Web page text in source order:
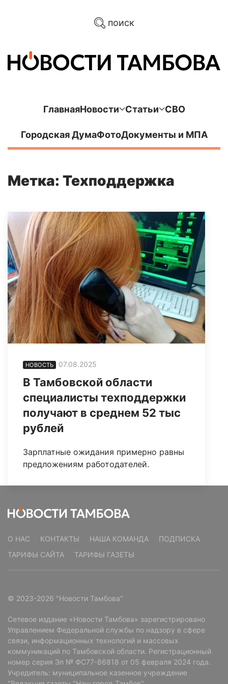
поиск
ГлавнаяНовости Статьи СВО
Городская ДумаФотоДокументы и МПА
Метка: Техподдержка
НОВОСТЬ 07.08.2025
В Тамбовской области
специалисты техподдержки
получают в среднем 52 тыс
рублей
Зарплатные ожидания примерно равны
предложениям работодателей.
О НАС КОНТАКТЫ НАША КОМАНДА
ПОДПИСКА
ТАРИФЫ САЙТА
ТАРИФЫ ГАЗЕТЫ
© 2023-2026 "Новости Тамбова"
Сетевое издание «Новости Тамбова» зарегистрировано
Управлением Федеральной службы по надзору в сфере
связи, информационных технологий и массовых
коммуникаций по Тамбовской области. Регистрационный
номер серия Эл № ФС77-86818 от 05 февраля 2024 года.
Учредитель: муниципальное казенное учреждение